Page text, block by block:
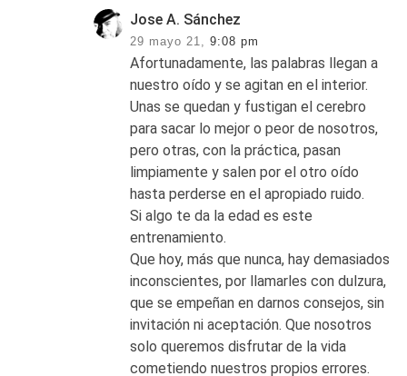
Jose A. Sánchez
29 mayo 21, 9:08 pm
Afortunadamente, las palabras llegan a
nuestro oído y se agitan en el interior.
Unas se quedan y fustigan el cerebro
para sacar lo mejor o peor de nosotros,
pero otras, con la práctica, pasan
limpiamente y salen por el otro oído
hasta perderse en el apropiado ruido.
Si algo te da la edad es este
entrenamiento.
Que hoy, más que nunca, hay demasiados
inconscientes, por llamarles con dulzura,
que se empeñan en darnos consejos, sin
invitación ni aceptación. Que nosotros
solo queremos disfrutar de la vida
cometiendo nuestros propios errores.